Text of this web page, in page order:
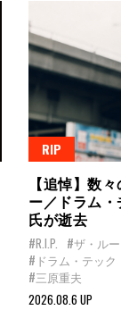
RIP
【追悼】数
ー／ドラム
氏が逝去
#R.I.P. #ザ・ル
#ドラム・テック
#三原重夫
2026.08.6 UP